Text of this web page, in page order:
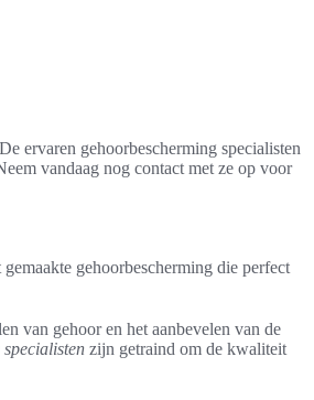
ervaren gehoorbescherming specialisten
vandaag nog contact met ze op voor
gehoorbescherming die perfect
van gehoor en het aanbevelen van de
zijn getraind om de kwaliteit